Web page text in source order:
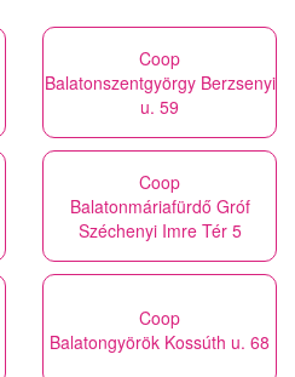
Coop
Balatonszentgyörgy Berzsenyi
u. 59
Coop
Balatonmáriafürdő Gróf
Széchenyi Imre Tér 5
Coop
Balatongyörök Kossúth u. 68